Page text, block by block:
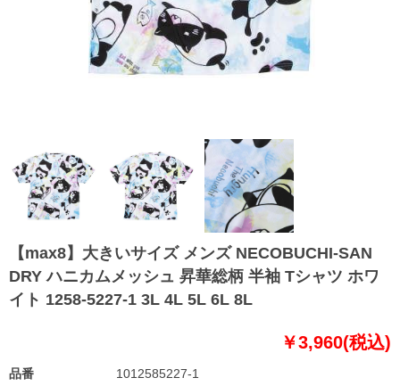
【max8】大きいサイズ メンズ NECOBUCHI-SAN
DRY ハニカムメッシュ 昇華総柄 半袖 Tシャツ ホワ
イト 1258-5227-1 3L 4L 5L 6L 8L
￥3,960(税込)
品番 1012585227-1